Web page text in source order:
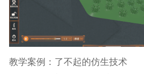
教学案例：了不起的仿生技术